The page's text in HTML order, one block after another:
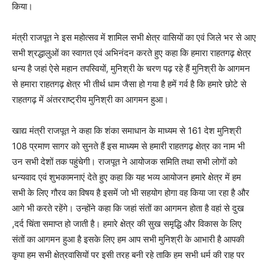
किया।
मंत्री राजपूत ने इस महोत्सव में शामिल सभी क्षेत्र वासियों का एवं जिले भर से आए
सभी श्रद्धालुओं का स्वागत एवं अभिनंदन करते हुए कहा कि हमारा राहतगढ़ क्षेत्र
धन्य है जहां ऐसे महान तपस्वियों, मुनिश्री के चरण पढ़ रहे हैं मुनिश्री के आगमन
से हमारा राहतगढ़ क्षेत्र भी तीर्थ धाम जैसा हो गया है हमें गर्व है कि हमारे छोटे से
राहतगढ़ में अंतरराष्ट्रीय मुनिश्री का आगमन हुआ।
खाद्य मंत्री राजपूत ने कहा कि शंका समाधान के माध्यम से 161 देश मुनिश्री
108 प्रमाण सागर को सुनते हैं इस माध्यम से हमारी राहतगढ़ क्षेत्र का नाम भी
उन सभी देशों तक पहुंचेगी। राजपूत ने आयोजक समिति तथा सभी लोगों को
धन्यवाद एवं शुभकामनाएं देते हुए कहा कि यह भव्य आयोजन हमारे क्षेत्र में हम
सभी के लिए गौरव का विषय है इसमें जो भी सहयोग होगा वह किया जा रहा है और
आगे भी करते रहेंगे। उन्होंने कहा कि जहां संतों का आगमन होता है वहां से दुख
,दर्द चिंता समाप्त हो जाती है। हमारे क्षेत्र की सुख समृद्धि और विकास के लिए
संतों का आगमन हुआ है इसके लिए हम आप सभी मुनिश्री के आभारी है आपकी
कृपा हम सभी क्षेत्रवासियों पर इसी तरह बनी रहे ताकि हम सभी धर्म की राह पर